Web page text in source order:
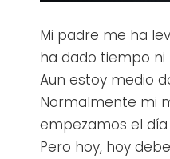
Mi padre me ha
ha dado tiempo
Aun estoy medio
Normalmente mi
empezamos el
Pero hoy, hoy